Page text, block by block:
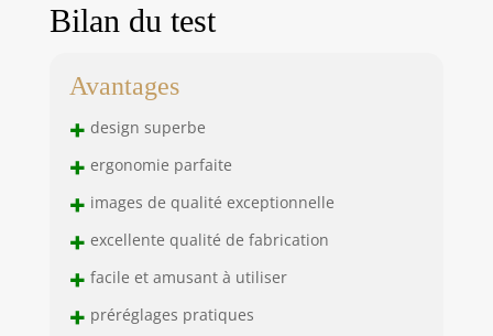
Bilan du test
Avantages
+ design superbe
+ ergonomie parfaite
+ images de qualité exceptionnelle
+ excellente qualité de fabrication
+ facile et amusant à utiliser
+ préréglages pratiques